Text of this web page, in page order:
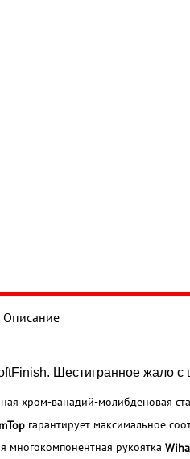
Описание
Шестигранное жало с
хром-ванадий-молибденовая
гарантирует максимальное
многокомпонентная рукоятка